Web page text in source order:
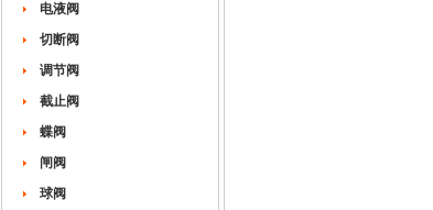
电液阀
切断阀
调节阀
截止阀
蝶阀
闸阀
球阀